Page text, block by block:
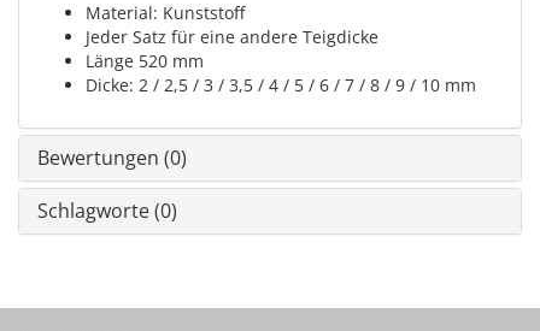
Material: Kunststoff
Jeder Satz für eine andere Teigdicke
Länge 520 mm
Dicke: 2 / 2,5 / 3 / 3,5 / 4 / 5 / 6 / 7 / 8 / 9 / 10 mm
Bewertungen (0)
Schlagworte (0)